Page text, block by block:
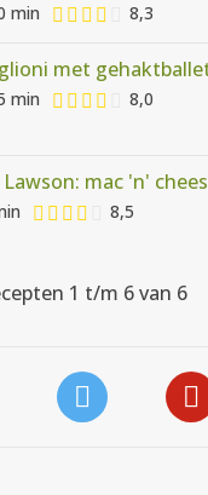
min 8,3
met
min 8,0
mac 'n'
8,5
1 t/m 6 van 6